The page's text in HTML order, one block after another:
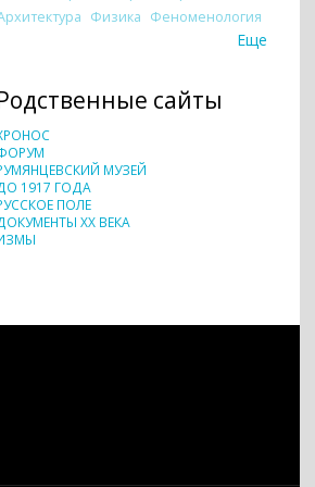
Физика Феноменология
Еще
сайты
МУЗЕЙ
1917 ГОДА
ПОЛЕ
XX ВЕКА